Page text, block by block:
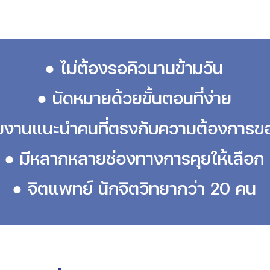
● ไม่ต้องรอคิวนานข้ามวัน
● นัดหมายด้วยขั้นตอนที่ง่าย
านแนะนำคนที่ตรงกับความต้องการ
● มีหลากหลายช่องทางการคุยให้เลือก
● จิตแพทย์ นักจิตวิทยากว่า 20 คน